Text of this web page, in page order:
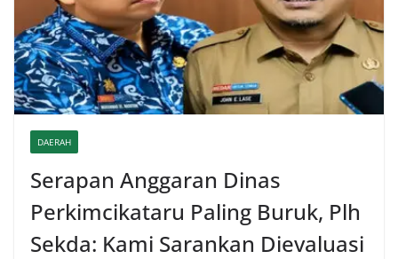
DAERAH
Serapan Anggaran Dinas
Perkimcikataru Paling Buruk, Plh
Sekda: Kami Sarankan Dievaluasi